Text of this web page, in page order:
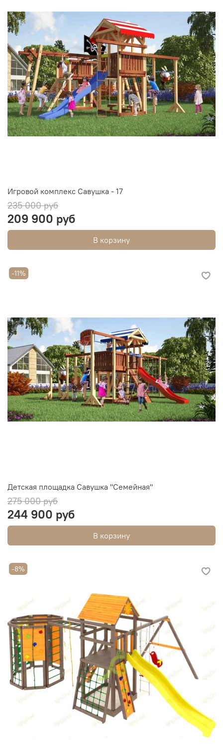
Игровой комплекс Савушка - 17
235 000 руб
209 900 руб
В корзину
-11%
Детская площадка Савушка "Семейная"
275 000 руб
244 900 руб
В корзину
-8%